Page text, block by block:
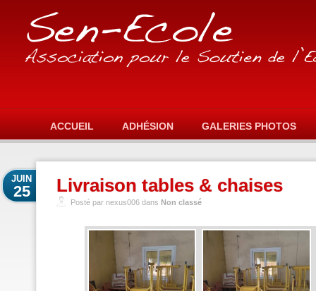
ACCUEIL ADHÉSION GALERIES PHOTOS
Livraison tables & chaises
JUIN
25
Posté par nexus006 dans Non classé